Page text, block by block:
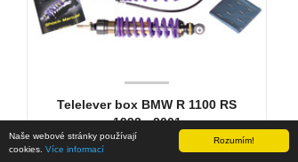
Rozumím!
Naše webové stránky používají
cookies. Více informací
Telelever box BMW R 1100 RS
1993 - 2001